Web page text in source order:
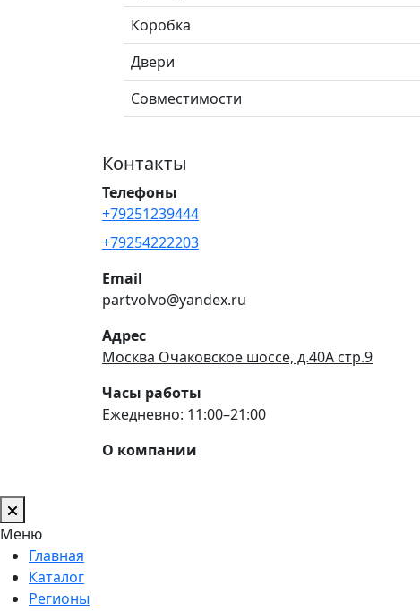
Коробка
Двери
Совместимости
Контакты
Телефоны
+79251239444
+79254222203
Email
partvolvo@yandex.ru
Адрес
Москва Очаковское шоссе, д.40А стр.9
Часы работы
Ежедневно: 11:00–21:00
О компании
Меню
Главная
Каталог
Регионы